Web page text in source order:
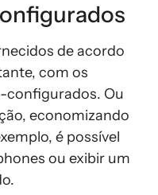
de acordo
com os
configurados. Ou
economizando
é possível
ou exibir um